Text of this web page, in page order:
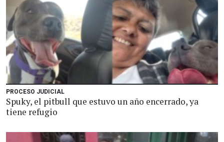
PROCESO JUDICIAL
Spuky, el pitbull que estuvo un año encerrado, ya
tiene refugio